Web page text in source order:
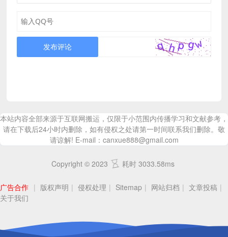
发布评论
本站内容全部来源于互联网搬运，仅限于小范围内传播学习和文献参考，
请在下载后24小时内删除，如有侵权之处请第一时间联系我们删除。敬
请谅解! E-mail：canxue888@gmail.com
Copyright © 2023 耗时 3033.58ms
广告合作 | 版权声明 | 侵权处理 | Sitemap | 网站归档 | 文章投稿 |
关于我们